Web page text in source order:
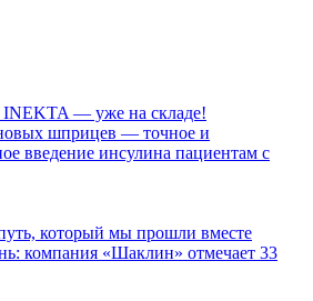
— уже на складе!
шприцев — точное и
введение инсулина пациентам с
который мы прошли вместе
компания «Шаклин» отмечает 33